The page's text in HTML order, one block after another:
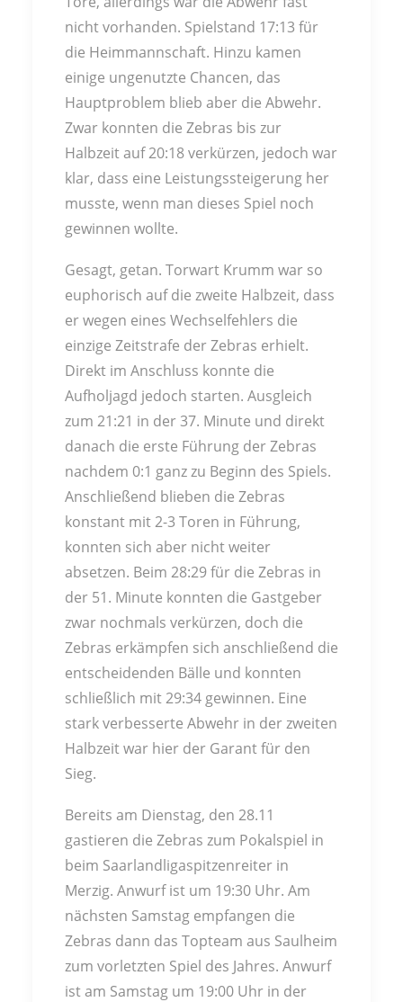
nicht vorhanden. Spielstand 17:13 für
die Heimmannschaft. Hinzu kamen
einige ungenutzte Chancen, das
Hauptproblem blieb aber die Abwehr.
Zwar konnten die Zebras bis zur
Halbzeit auf 20:18 verkürzen, jedoch war
klar, dass eine Leistungssteigerung her
musste, wenn man dieses Spiel noch
gewinnen wollte.
Gesagt, getan. Torwart Krumm war so
euphorisch auf die zweite Halbzeit, dass
er wegen eines Wechselfehlers die
einzige Zeitstrafe der Zebras erhielt.
Direkt im Anschluss konnte die
Aufholjagd jedoch starten. Ausgleich
zum 21:21 in der 37. Minute und direkt
danach die erste Führung der Zebras
nachdem 0:1 ganz zu Beginn des Spiels.
Anschließend blieben die Zebras
konstant mit 2-3 Toren in Führung,
konnten sich aber nicht weiter
absetzen. Beim 28:29 für die Zebras in
der 51. Minute konnten die Gastgeber
zwar nochmals verkürzen, doch die
Zebras erkämpfen sich anschließend die
entscheidenden Bälle und konnten
schließlich mit 29:34 gewinnen. Eine
stark verbesserte Abwehr in der zweiten
Halbzeit war hier der Garant für den
Sieg.
Bereits am Dienstag, den 28.11
gastieren die Zebras zum Pokalspiel in
beim Saarlandligaspitzenreiter in
Merzig. Anwurf ist um 19:30 Uhr. Am
nächsten Samstag empfangen die
Zebras dann das Topteam aus Saulheim
zum vorletzten Spiel des Jahres. Anwurf
ist am Samstag um 19:00 Uhr in der